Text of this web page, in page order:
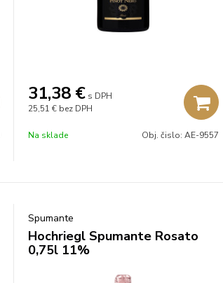
31,38 € s DPH
25,51 € bez DPH
Na sklade Obj. čislo: AE-9557
Spumante
Hochriegl Spumante Rosato
0,75l 11%